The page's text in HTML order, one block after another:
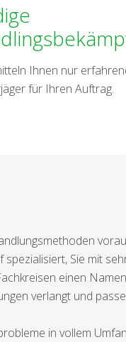
Ihnen nur
für Ihren Auftrag.
Sie mit
einen Namen
verlangt und
in vollem